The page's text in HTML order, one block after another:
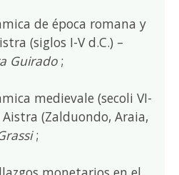
de época romana y
(siglos I-V d.C.) –
Guirado;
medievale (secoli VI-
(Zalduondo, Araia,
;